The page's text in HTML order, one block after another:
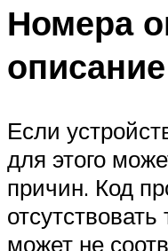
Номера
описание
Если
для этого
причин. Код
может не